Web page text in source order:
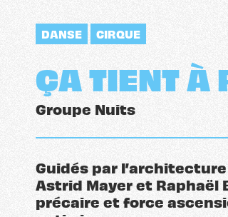
DANSE CIRQUE
ÇA TIENT À
Groupe Nuits
Guidés par
Astrid Mayer et
précaire et force